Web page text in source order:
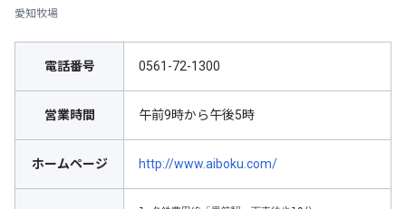
愛知牧場
電話番号 0561-72-1300
営業時間 午前9時から午後5時
ホームページ http://www.aiboku.com/